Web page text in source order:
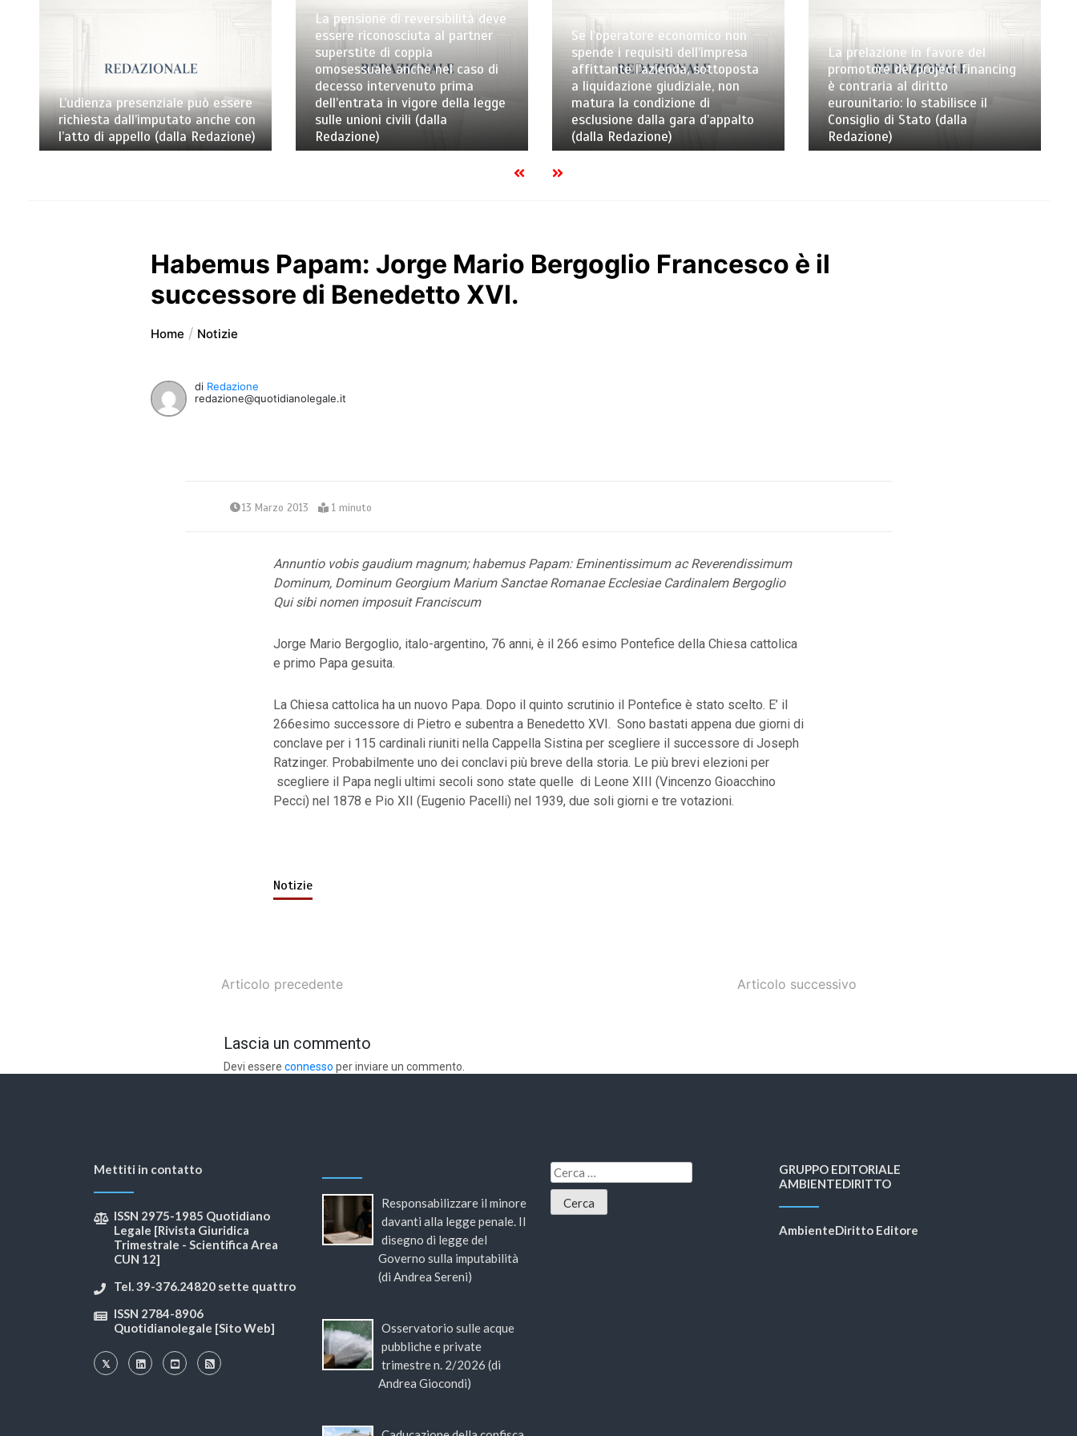
L’udienza presenziale può essere
richiesta dall’imputato anche con
l’atto di appello (dalla Redazione)
La pensione di reversibilità deve
essere riconosciuta al partner
superstite di coppia
omosessuale anche nel caso di
decesso intervenuto prima
dell’entrata in vigore della legge
sulle unioni civili (dalla
Redazione)
Se l’operatore economico non
spende i requisiti dell’impresa
affittante l’azienda, sottoposta
a liquidazione giudiziale, non
matura la condizione di
esclusione dalla gara d’appalto
(dalla Redazione)
La prelazione in favore del
promotore del project financing
è contraria al diritto
eurounitario: lo stabilisce il
Consiglio di Stato (dalla
Redazione)
Habemus Papam: Jorge Mario Bergoglio Francesco è il
successore di Benedetto XVI.
Home Notizie
di Redazione
redazione@quotidianolegale.it
13 Marzo 2013 1 minuto
Annuntio vobis gaudium magnum; habemus Papam: Eminentissimum ac Reverendissimum
Dominum, Dominum Georgium Marium Sanctae Romanae Ecclesiae Cardinalem Bergoglio
Qui sibi nomen imposuit Franciscum
Jorge Mario Bergoglio, italo-argentino, 76 anni, è il 266 esimo Pontefice della Chiesa cattolica
e primo Papa gesuita.
La Chiesa cattolica ha un nuovo Papa. Dopo il quinto scrutinio il Pontefice è stato scelto. E’ il
266esimo successore di Pietro e subentra a Benedetto XVI. Sono bastati appena due giorni di
conclave per i 115 cardinali riuniti nella Cappella Sistina per scegliere il successore di Joseph
Ratzinger. Probabilmente uno dei conclavi più breve della storia. Le più brevi elezioni per
scegliere il Papa negli ultimi secoli sono state quelle di Leone XIII (Vincenzo Gioacchino
Pecci) nel 1878 e Pio XII (Eugenio Pacelli) nel 1939, due soli giorni e tre votazioni.
Notizie
Articolo precedente Articolo successivo
Lascia un commento
Devi essere connesso per inviare un commento.
Mettiti in contatto
ISSN 2975-1985 Quotidiano
Legale [Rivista Giuridica
Trimestrale - Scientifica Area
CUN 12]
Tel. 39-376.24820 sette quattro
ISSN 2784-8906
Quotidianolegale [Sito Web]
Responsabilizzare il minore
davanti alla legge penale. Il
disegno di legge del
Governo sulla imputabilità
(di Andrea Sereni)
Osservatorio sulle acque
pubbliche e private
trimestre n. 2/2026 (di
Andrea Giocondi)
GRUPPO EDITORIALE
AMBIENTEDIRITTO
AmbienteDiritto Editore